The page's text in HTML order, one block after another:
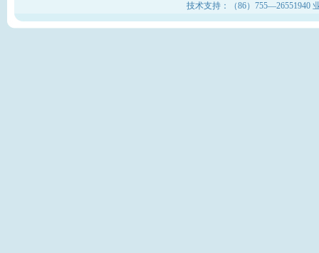
技术支持：（86）755—26551940